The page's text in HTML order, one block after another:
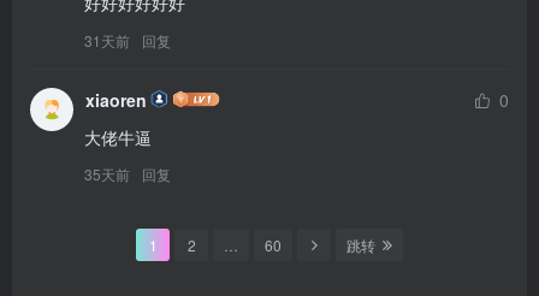
31天前 回复
xiaoren
0
大佬牛逼
35天前 回复
1 2 60 跳转